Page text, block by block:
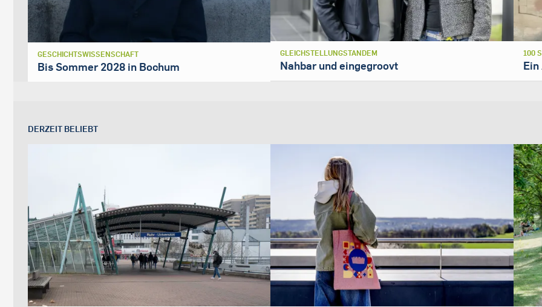
GESCHICHTSWISSENSCHAFT
Bis Sommer 2028 in Bochum
GLEICHSTELLUNGSTANDEM
Nahbar und eingegroovt
100
DERZEIT BELIEBT